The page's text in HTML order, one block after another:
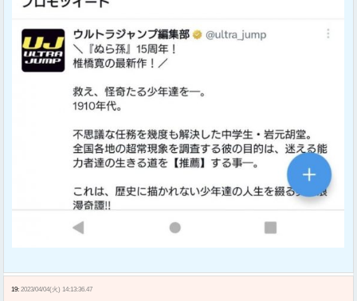
19: 2023/04/04(火) 14:13:36.47